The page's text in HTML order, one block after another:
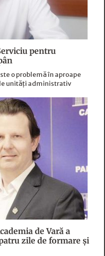
pentru
o problemă în aproape
unități administrativ
de Vară a
zile de formare şi